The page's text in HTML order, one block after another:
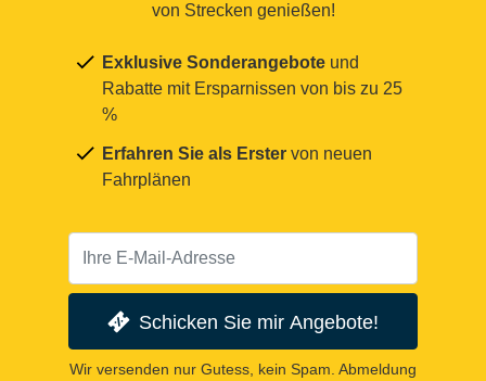
von Strecken genießen!
Exklusive Sonderangebote und
Rabatte mit Ersparnissen von bis zu 25
%
Erfahren Sie als Erster von neuen
Fahrplänen
Schicken Sie mir Angebote!
Wir versenden nur Gutess, kein Spam. Abmeldung